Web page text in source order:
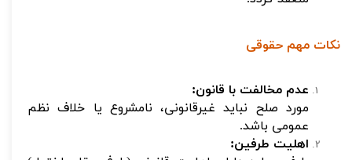
نکات مهم حقوقی
عدم مخالفت با قانون:
مورد صلح نباید غیرقانونی، نامشروع یا خلاف نظم
عمومی باشد.
اهلیت طرفین: